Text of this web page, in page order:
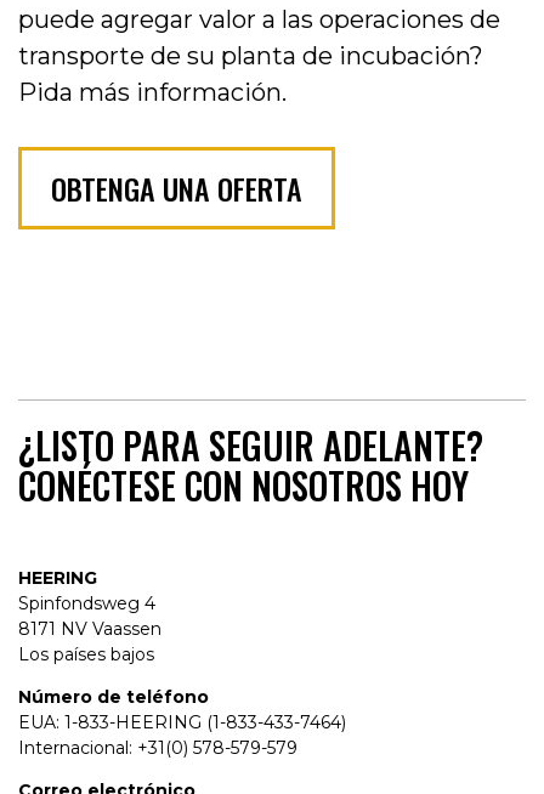
puede agregar valor a las operaciones de
transporte de su planta de incubación?
Pida más información.
OBTENGA UNA OFERTA
¿LISTO PARA SEGUIR ADELANTE?
CONÉCTESE CON NOSOTROS HOY
HEERING
Spinfondsweg 4
8171 NV Vaassen
Los países bajos
Número de teléfono
EUA: 1-833-HEERING (1-833-433-7464)
Internacional: +31(0) 578-579-579